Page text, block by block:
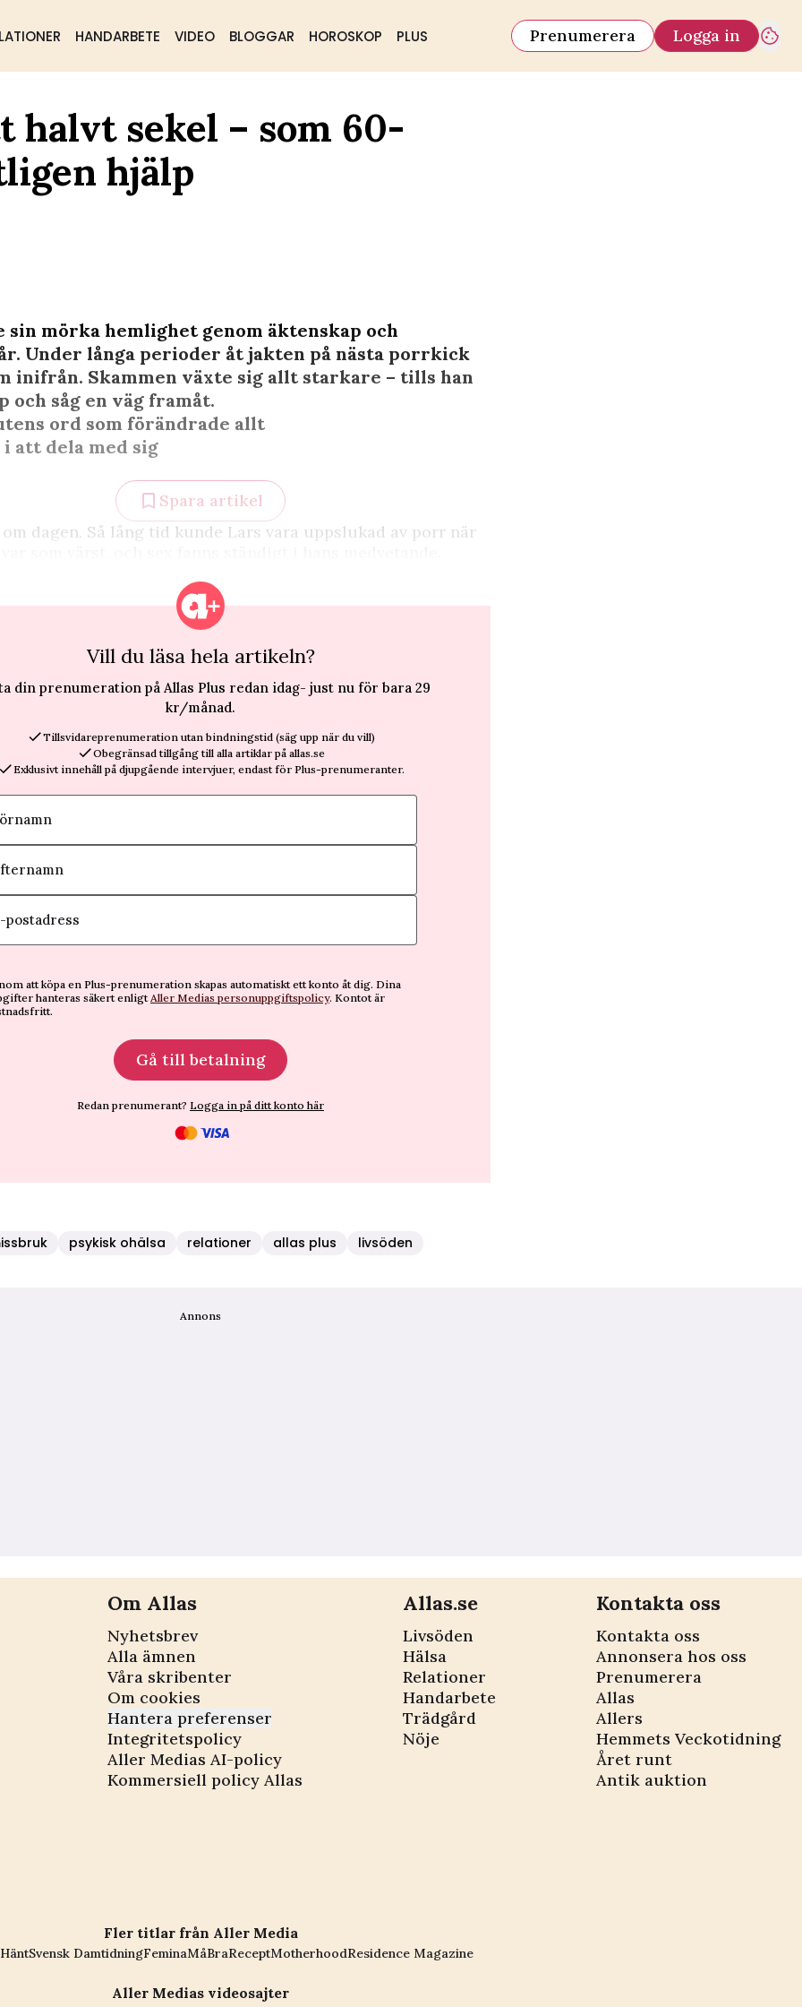
HANDARBETE VIDEO BLOGGAR HOROSKOP PLUS Prenumerera Logga in
halvt sekel – som 60-
hjälp
sin mörka hemlighet genom äktenskap och
Under långa perioder åt jakten på nästa porrkick
inifrån. Skammen växte sig allt starkare – tills han
och såg en väg framåt.
ord som förändrade allt
att dela med sig
Spara artikel
dagen. Så lång tid kunde Lars vara uppslukad av porr när
Vill du läsa hela artikeln?
din prenumeration på Allas Plus redan idag- just nu för bara 29
kr/månad.
Tillsvidareprenumeration utan bindningstid (säg upp när du vill)
Obegränsad tillgång till alla artiklar på allas.se
Exklusivt innehåll på djupgående intervjuer, endast för Plus-prenumeranter.
postadress
att köpa en Plus-prenumeration skapas automatiskt ett konto åt dig. Dina
hanteras säkert enligt Aller Medias personuppgiftspolicy. Kontot är
Gå till betalning
Redan prenumerant? Logga in på ditt konto här
psykisk ohälsa relationer allas plus livsöden
Annons
Om Allas
Nyhetsbrev
Alla ämnen
Våra skribenter
Om cookies
Hantera preferenser
Integritetspolicy
Aller Medias AI-policy
Kommersiell policy Allas
Allas.se
Livsöden
Hälsa
Relationer
Handarbete
Trädgård
Nöje
Kontakta oss
Kontakta oss
Annonsera hos oss
Prenumerera
Allas
Allers
Hemmets Veckotidning
Året runt
Antik auktion
Fler titlar från Aller Media
HäntSvensk DamtidningFeminaMåBraReceptMotherhoodResidence Magazine
Aller Medias videosajter